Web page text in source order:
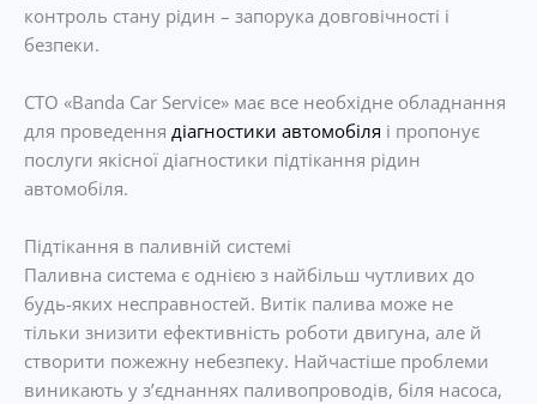
контроль стану рідин – запорука довговічності і
безпеки.
СТО «Banda Car Service» має все необхідне обладнання
для проведення діагностики автомобіля і пропонує
послуги якісної діагностики підтікання рідин
автомобіля.
Підтікання в паливній системі
Паливна система є однією з найбільш чутливих до
будь-яких несправностей. Витік палива може не
тільки знизити ефективність роботи двигуна, але й
створити пожежну небезпеку. Найчастіше проблеми
виникають у з’єднаннях паливопроводів, біля насоса,